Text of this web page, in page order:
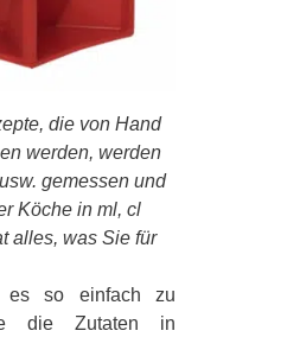
die von Hand
werden, werden
gemessen und
Köche in ml, cl
alles, was Sie für
es so einfach zu
die Zutaten in